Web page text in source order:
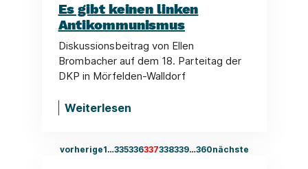
Es gibt keinen linken
Antikommunismus
Diskussionsbeitrag von Ellen
Brombacher auf dem 18. Parteitag der
DKP in Mörfelden-Walldorf
Weiterlesen
vorherige1…335336337338339…360nächste